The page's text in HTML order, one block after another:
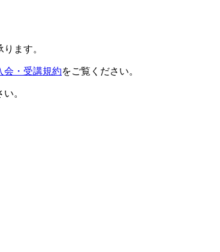
ます。
会・受講規約をご覧ください。
。